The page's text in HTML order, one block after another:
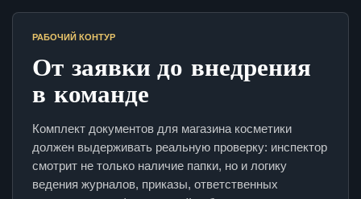
РАБОЧИЙ КОНТУР
От заявки до внедрения
в команде
Комплект документов для магазина косметики
должен выдерживать реальную проверку: инспектор
смотрит не только наличие папки, но и логику
ведения журналов, приказы, ответственных